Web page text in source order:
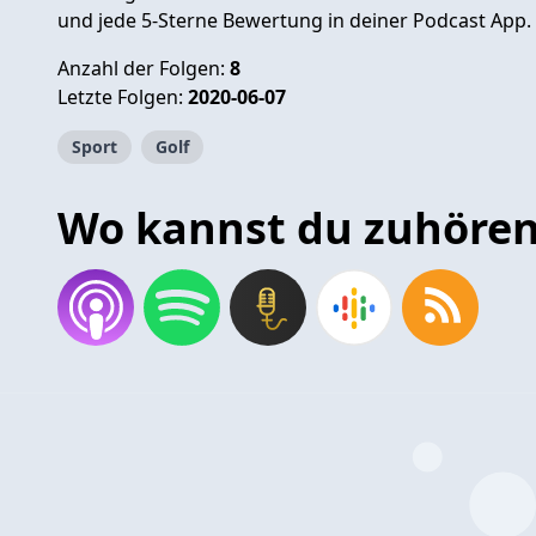
und jede 5-Sterne Bewertung in deiner Podcast App.
Anzahl der Folgen: 8
Letzte Folgen: 2020-06-07
Sport Golf
Wo kannst du